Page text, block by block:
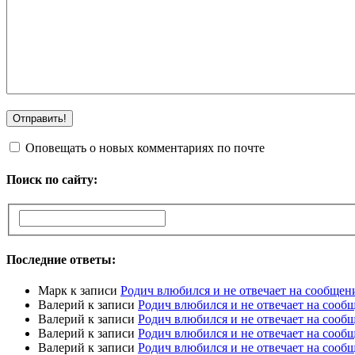
Оповещать о новых комментариях по почте
Поиск по сайту:
Последние ответы:
Марк к записи Родич влюбился и не отвечает на
Валерий к записи Родич влюбился и не отвечает на
Валерий к записи Родич влюбился и не отвечает на
Валерий к записи Родич влюбился и не отвечает на
Валерий к записи Родич влюбился и не отвечает на